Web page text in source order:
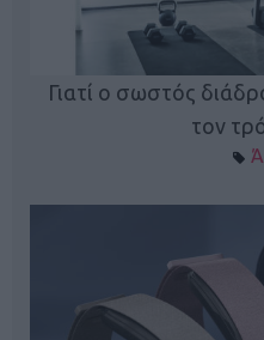
Γιατί ο σωστός
τον